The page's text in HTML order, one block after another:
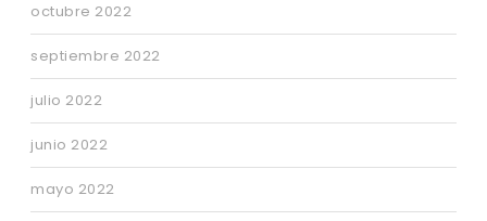
octubre 2022
septiembre 2022
julio 2022
junio 2022
mayo 2022